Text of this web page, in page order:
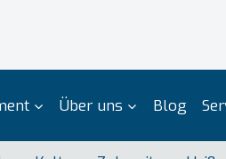
Über uns Blog